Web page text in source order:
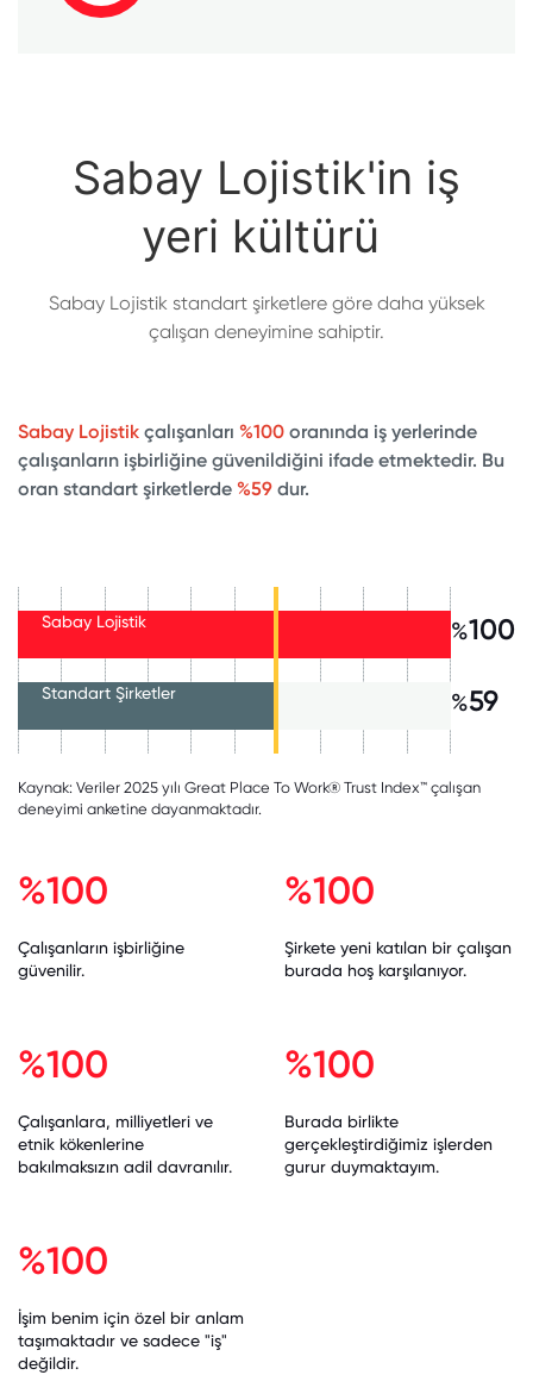
Sabay Lojistik'in iş
yeri kültürü
Sabay Lojistik standart şirketlere göre daha yüksek
çalışan deneyimine sahiptir.
Sabay Lojistik çalışanları %100 oranında iş yerlerinde
çalışanların işbirliğine güvenildiğini ifade etmektedir. Bu
oran standart şirketlerde %59 dur.
Sabay Lojistik
Standart Şirketler
%100
%59
Kaynak: Veriler 2025 yılı Great Place To Work® Trust Index™ çalışan
deneyimi anketine dayanmaktadır.
%100
Çalışanların işbirliğine
güvenilir.
%100
Şirkete yeni katılan bir çalışan
burada hoş karşılanıyor.
%100
Çalışanlara, milliyetleri ve
etnik kökenlerine
bakılmaksızın adil davranılır.
%100
Burada birlikte
gerçekleştirdiğimiz işlerden
gurur duymaktayım.
%100
İşim benim için özel bir anlam
taşımaktadır ve sadece "iş"
değildir.